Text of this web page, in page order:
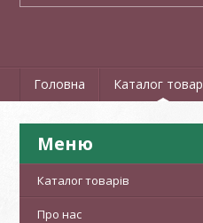
Головна Каталог
Каталог товарів
Про нас